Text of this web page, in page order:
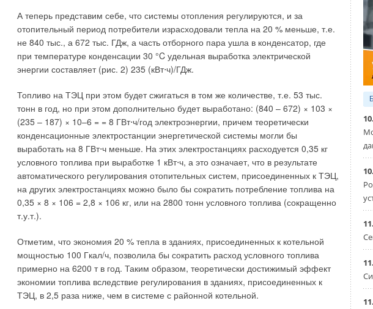
А теперь представим себе, что системы отопления регулируются, и за
отопительный период потребители израсходовали тепла на 20 % меньше, т.е.
не 840 тыс., а 672 тыс. ГДж, а часть отборного пара ушла в конденсатор, где
при температуре конденсации 30 °C удельная выработка электрической
энергии составляет (рис. 2) 235 (кВт⋅ч)/ГДж.
Топливо на ТЭЦ при этом будет сжигаться в том же количестве, т.е. 53 тыс.
тонн в год, но при этом дополнительно будет выработано: (840 – 672) × 103 ×
(235 – 187) × 10–6 = = 8 ГВт⋅ч/год электроэнергии, причем теоретически
конденсационные электростанции энергетической системы могли бы
выработать на 8 ГВт⋅ч меньше. На этих электростанциях расходуется 0,35 кг
условного топлива при выработке 1 кВт⋅ч, а это означает, что в результате
автоматического регулирования отопительных систем, присоединенных к ТЭЦ,
на других электростанциях можно было бы сократить потребление топлива на
0,35 × 8 × 106 = 2,8 × 106 кг, или на 2800 тонн условного топлива (сокращенно
т.у.т.).
Отметим, что экономия 20 % тепла в зданиях, присоединенных к котельной
мощностью 100 Гкал/ч, позволила бы сократить расход условного топлива
примерно на 6200 т в год. Таким образом, теоретически достижимый эффект
экономии топлива вследствие регулирования в зданиях, присоединенных к
ТЭЦ, в 2,5 раза ниже, чем в системе с районной котельной.
разрешается вывод на рынок газового оборудования, маркированного знаком
СЕ и подлежащего оценке соответствия. В этом случае знак СЕ означает, что
данное газовое оборудование удовлетворяет требованиям газовой директивы.
Из-за отличающихся условий газоснабжения в отдельных странах было
введено понятие «страна непосредственного назначения», требующее
газоснабжения, для которых отрегулировано данное оборудование.
Газовое оборудование разрешается устанавливать только в той стране, для
которой оно отрегулировано. Запрещается ограничивать продажу и запуск в
работу газового обору дования со знаком СЕ. Также запрещено требование
национальных ведомств о переработке газового оборудования в соответствии
с национальными нормами. Недопустимым является выделение одной
организации для повторной сертификации СЕ в рамках инсталляционного
процесса, т.к. это является скрытым ограничением ввода оборудования в
эксплуатацию, а новая моди
означало бы потерю статуса европейской сертификации.
Требование о повторной проверке оборудования, маркированного знаком СЕ,
в стране назначения обусловлено типичной низкой точностью проверки
оборудования органами соответствия. Это в свою очередь противоречит